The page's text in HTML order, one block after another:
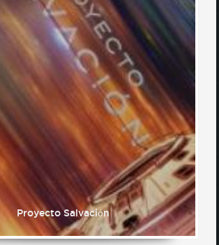
Proyecto Salvación